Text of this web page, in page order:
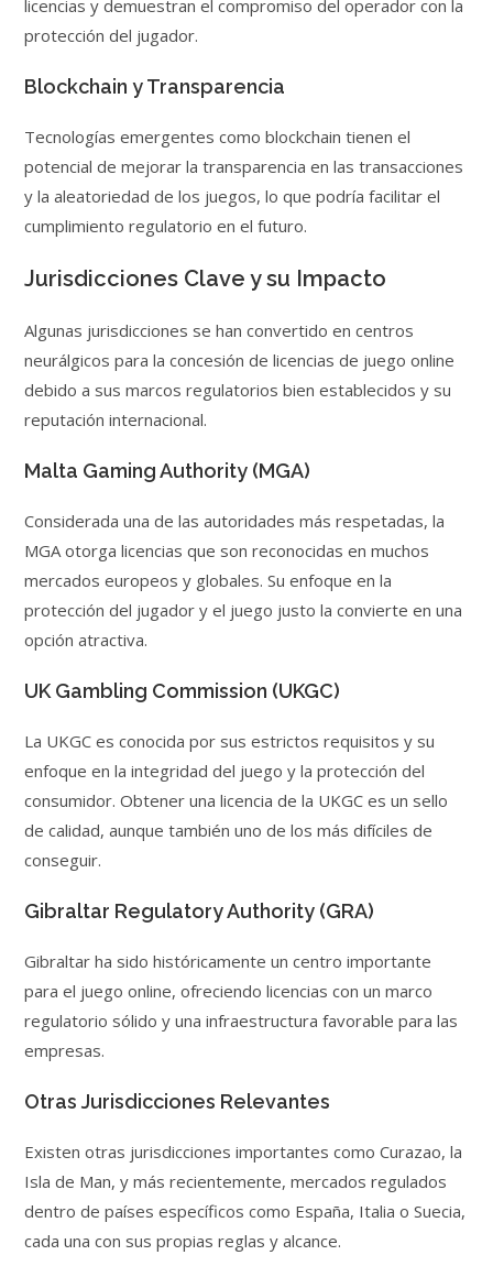
licencias y demuestran el compromiso del operador con la
protección del jugador.
Blockchain y Transparencia
Tecnologías emergentes como blockchain tienen el
potencial de mejorar la transparencia en las transacciones
y la aleatoriedad de los juegos, lo que podría facilitar el
cumplimiento regulatorio en el futuro.
Jurisdicciones Clave y su Impacto
Algunas jurisdicciones se han convertido en centros
neurálgicos para la concesión de licencias de juego online
debido a sus marcos regulatorios bien establecidos y su
reputación internacional.
Malta Gaming Authority (MGA)
Considerada una de las autoridades más respetadas, la
MGA otorga licencias que son reconocidas en muchos
mercados europeos y globales. Su enfoque en la
protección del jugador y el juego justo la convierte en una
opción atractiva.
UK Gambling Commission (UKGC)
La UKGC es conocida por sus estrictos requisitos y su
enfoque en la integridad del juego y la protección del
consumidor. Obtener una licencia de la UKGC es un sello
de calidad, aunque también uno de los más difíciles de
conseguir.
Gibraltar Regulatory Authority (GRA)
Gibraltar ha sido históricamente un centro importante
para el juego online, ofreciendo licencias con un marco
regulatorio sólido y una infraestructura favorable para las
empresas.
Otras Jurisdicciones Relevantes
Existen otras jurisdicciones importantes como Curazao, la
Isla de Man, y más recientemente, mercados regulados
dentro de países específicos como España, Italia o Suecia,
cada una con sus propias reglas y alcance.